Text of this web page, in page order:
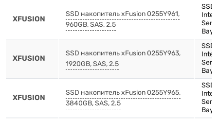
XFUSION
SSD накопитель xFusion 0255Y961,
960GB, SAS, 2.5
Bay)
XFUSION
SSD накопитель xFusion 0255Y963,
1920GB, SAS, 2.5
Bay)
XFUSION
SSD накопитель xFusion 0255Y965,
3840GB, SAS, 2.5
Bay)